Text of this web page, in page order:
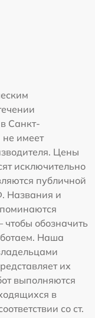
Санкт-
не имеет
Цены
исключительно
публичной
Названия и
обозначить
Наша
их
выполняются
в
со ст.